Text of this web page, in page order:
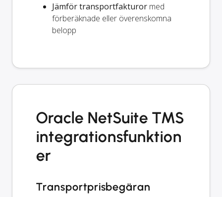
Jämför transportfakturor med
förberäknade eller överenskomna
belopp
Oracle NetSuite TMS
integrationsfunktion
er
Transportprisbegäran